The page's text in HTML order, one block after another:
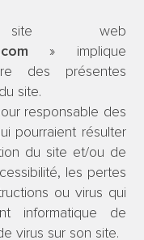
site web
» implique
des présentes
site.
responsable des
pourraient résulter
du site et/ou de
les pertes
ou virus qui
informatique de
virus sur son site.